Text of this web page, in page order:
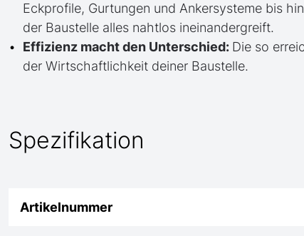
Eckprofile, Gurtungen und Ankersysteme bis
der Baustelle alles nahtlos ineinandergreift.
Effizienz macht den Unterschied: Die so
der Wirtschaftlichkeit deiner Baustelle.
Spezifikation
Artikelnummer